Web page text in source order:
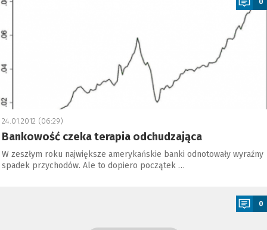
24.01.2012 (06:29)
Bankowość czeka terapia odchudzająca
W zeszłym roku największe amerykańskie banki odnotowały wyraźny
spadek przychodów. Ale to dopiero początek …
0